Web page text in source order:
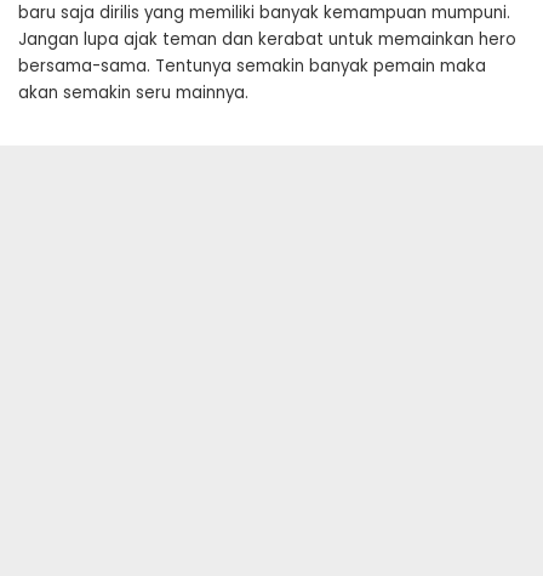
baru saja dirilis yang memiliki banyak kemampuan mumpuni.
Jangan lupa ajak teman dan kerabat untuk memainkan hero
bersama-sama. Tentunya semakin banyak pemain maka
akan semakin seru mainnya.